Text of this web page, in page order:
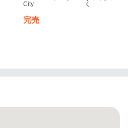
City
く
完売